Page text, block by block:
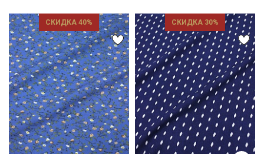
Цветопередача может отличаться от оригинального цвета
ткани в зависимости от настроек вашего монитора и в
зависимости от партии.
СКИДКА 40% СКИДКА 30%
Секретная рассылка от Купава
Мы публикуем здесь дополнительные